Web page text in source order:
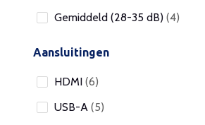
Gemiddeld (28-35 dB) (4)
Aansluitingen
HDMI (6)
USB-A (5)